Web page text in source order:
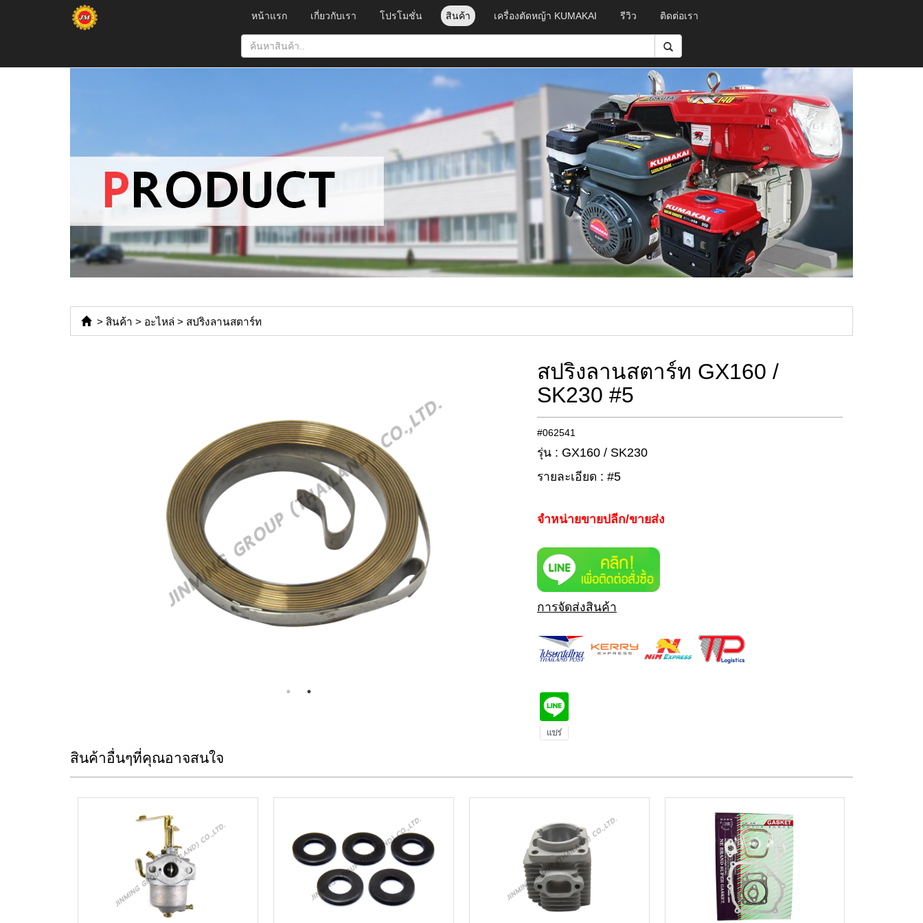
หน้าแรก เกี่ยวกับเรา โปรโมชั่น สินค้า เครื่องตัดหญ้า KUMAKAI รีวิว ติดต่อเรา
> สินค้า > อะไหล่ > สปริงลานสตาร์ท
สปริงลานสตาร์ท GX160 /
SK230 #5
#062541
รุ่น : GX160 / SK230
รายละเอียด : #5
จำหน่ายขายปลีก/ขายส่ง
การจัดส่งสินค้า
สินค้าอื่นๆที่คุณอาจสนใจ